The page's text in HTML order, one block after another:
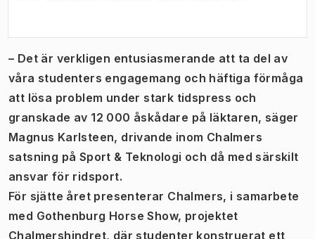
– Det är verkligen entusiasmerande att ta del av
våra studenters engagemang och häftiga förmåga
att lösa problem under stark tidspress och
granskade av 12 000 åskådare på läktaren, säger
Magnus Karlsteen, drivande inom Chalmers
satsning på Sport & Teknologi och då med särskilt
ansvar för ridsport.
För sjätte året presenterar Chalmers, i samarbete
med Gothenburg Horse Show, projektet
Chalmershindret, där studenter konstruerat ett